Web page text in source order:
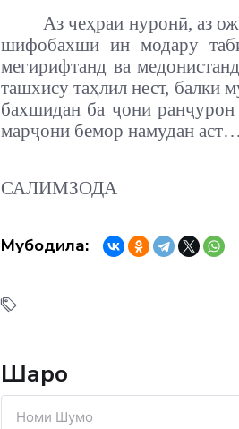
Аз чеҳраи нуронӣ, аз
шифобахши ин модару
мегирифтанд ва
ташхису таҳлил нест, балки
бахшидан ба ҷони
марҷони бемор намудан аст…
САЛИМЗОДА
Мубодила:
Шарҳҳо